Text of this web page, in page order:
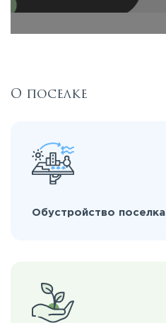
О поселке
Обустройство поселка